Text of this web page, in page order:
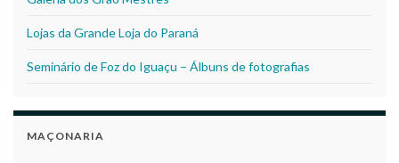
Lojas da Grande Loja do Paraná
Seminário de Foz do Iguaçu – Álbuns de fotografias
MAÇONARIA